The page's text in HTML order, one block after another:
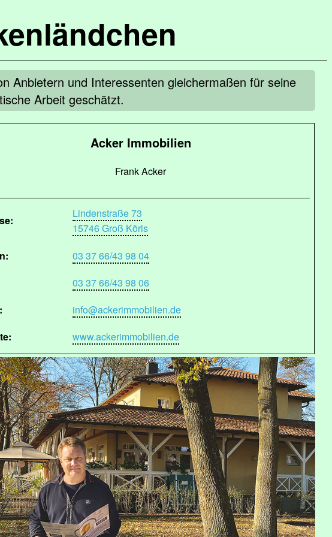
Anbietern und Interessenten gleichermaßen für seine
Arbeit geschätzt.
Acker Immobilien
Frank Acker
Lindenstraße 73
15746 Groß Köris
03 37 66/43 98 04
03 37 66/43 98 06
info@ackerimmobilien.de
www.ackerimmobilien.de